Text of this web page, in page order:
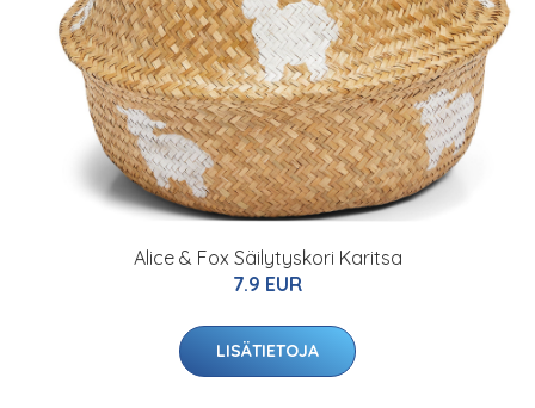
Alice & Fox Säilytyskori Karitsa
7.9 EUR
LISÄTIETOJA